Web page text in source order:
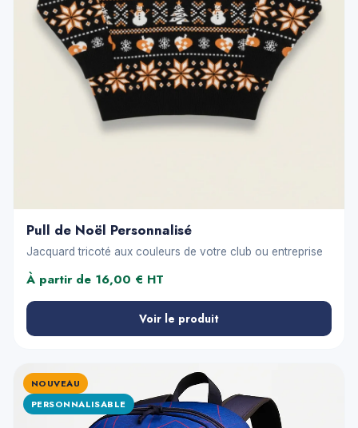
Pull de Noël Personnalisé
Jacquard tricoté aux couleurs de votre club ou entreprise
À partir de 16,00 € HT
Voir le produit
NOUVEAU
PERSONNALISABLE